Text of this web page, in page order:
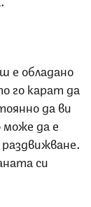
е обладано
го карат да
да ви
да е
си